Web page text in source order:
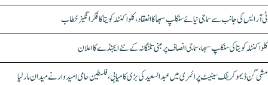
ٹی آر ایس کی جانب سے سماجی نیائے سنکلپ سبھا کا انعقاد، کلواکنٹلہ کویتا کا فکر انگیز خطاب
کلواکنٹلہ کویتا کی سنکلپ سبھا، سماجی انصاف پر مبنی تلنگانہ کے نئے ایجنڈے کا اعلان
مشی گن ڈیموکریٹک سینیٹ پرائمری میں عبدالسعید کی بڑی کامیابی، فلسطین حامی امیدوار نے میدان مار لیا